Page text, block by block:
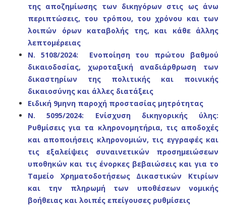
της αποζημίωσης των δικηγόρων στις ως άνω
περιπτώσεις, του τρόπου, του χρόνου και των
λοιπών όρων καταβολής της, και κάθε άλλης
λεπτομέρειας
N. 5108/2024: Ενοποίηση του πρώτου βαθμού
δικαιοδοσίας, χωροταξική αναδιάρθρωση των
δικαστηρίων της πολιτικής και ποινικής
δικαιοσύνης και άλλες διατάξεις
Ειδική 9μηνη παροχή προστασίας μητρότητας
N. 5095/2024: Ενίσχυση δικηγορικής ύλης:
Ρυθμίσεις για τα κληρονομητήρια, τις αποδοχές
και αποποιήσεις κληρονομιών, τις εγγραφές και
τις εξαλείψεις συναινετικών προσημειώσεων
υποθηκών και τις ένορκες βεβαιώσεις και για το
Ταμείο Χρηματοδοτήσεως Δικαστικών Κτιρίων
και την πληρωμή των υποθέσεων νομικής
βοήθειας και λοιπές επείγουσες ρυθμίσεις